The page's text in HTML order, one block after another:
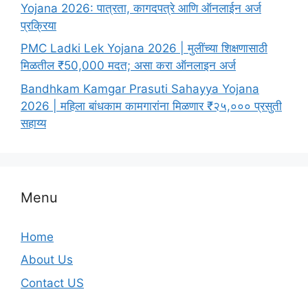
Yojana 2026: पात्रता, कागदपत्रे आणि ऑनलाईन अर्ज
प्रक्रिया
PMC Ladki Lek Yojana 2026 | मुलींच्या शिक्षणासाठी
मिळतील ₹50,000 मदत; असा करा ऑनलाइन अर्ज
Bandhkam Kamgar Prasuti Sahayya Yojana
2026 | महिला बांधकाम कामगारांना मिळणार ₹२५,००० प्रसुती
सहाय्य
Menu
Home
About Us
Contact US